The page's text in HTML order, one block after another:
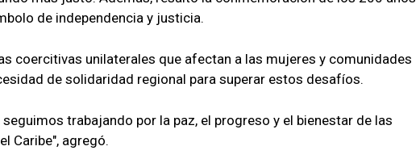
de independencia y justicia.
coercitivas unilaterales que afectan a las mujeres y comunidades
de solidaridad regional para superar estos desafíos.
trabajando por la paz, el progreso y el bienestar de las
Caribe", agregó.